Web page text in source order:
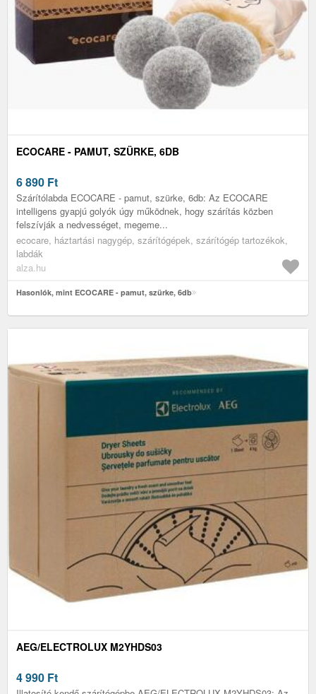
ECOCARE - PAMUT, SZÜRKE, 6DB
6 890 Ft
Szárítólabda ECOCARE - pamut, szürke, 6db: Az ECOCARE
intelligens gyapjú golyók úgy működnek, hogy szárítás közben
felszívják a nedvességet, megeme...
ecocare, háztartási nagygép, szárítógépek, szárítógép tartozékok,
labdák
alza.hu
Hasonlók, mint ECOCARE - pamut, szürke, 6db
AEG/ELECTROLUX M2YHDS03
4 990 Ft